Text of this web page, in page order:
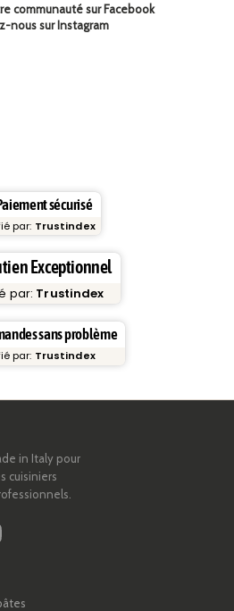
communauté sur Facebook
nous sur Instagram
sécurisé
par: Trustindex
Exceptionnel
par: Trustindex
sans problème
par: Trustindex
in Italy pour
cuisiniers